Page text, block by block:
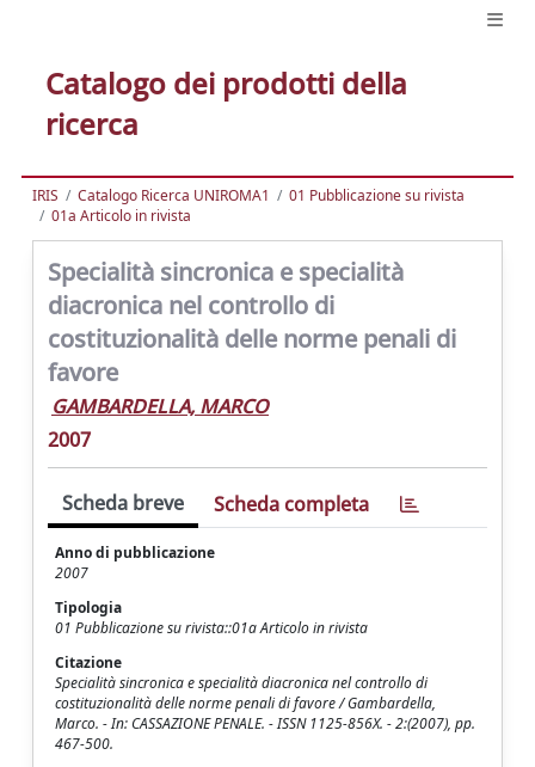
Catalogo dei prodotti della
ricerca
IRIS Catalogo Ricerca UNIROMA1
01 Pubblicazione su rivista
01a Articolo in rivista
Specialità sincronica e specialità
diacronica nel controllo di
costituzionalità delle norme penali di
favore
GAMBARDELLA, MARCO
2007
Scheda breve Scheda completa
Anno di pubblicazione
2007
Tipologia
01 Pubblicazione su rivista::01a Articolo in rivista
Citazione
Specialità sincronica e specialità diacronica nel controllo di
costituzionalità delle norme penali di favore / Gambardella,
Marco. - In: CASSAZIONE PENALE. - ISSN 1125-856X. - 2:(2007), pp.
467-500.